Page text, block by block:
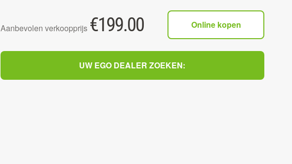
Aanbevolen verkoopprijs €199.00 Online kopen
UW EGO DEALER ZOEKEN: